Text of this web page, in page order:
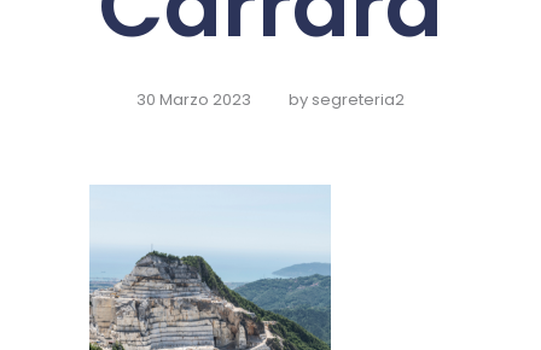
30 Marzo 2023 by segreteria2